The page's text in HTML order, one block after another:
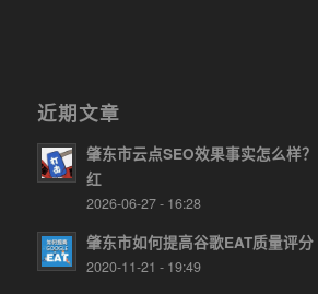
近期文章
肇东市云点SEO效果事实怎么样
红
2026-06-27 - 16:28
肇东市如何提高谷歌EAT质量评分
2020-11-21 - 19:49